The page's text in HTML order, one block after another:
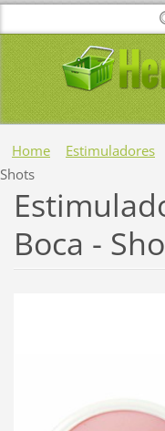
Home Estimuladores
Shots
Boca -